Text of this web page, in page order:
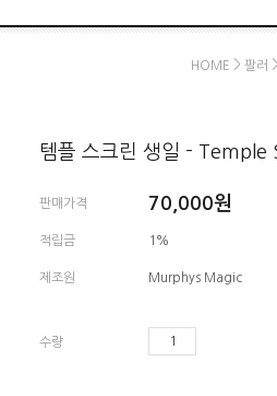
HOME > 팔러
템플 스크린 생일 - Temple
판매가격 70,000원
적립금 1%
제조원 Murphys Magic
수량